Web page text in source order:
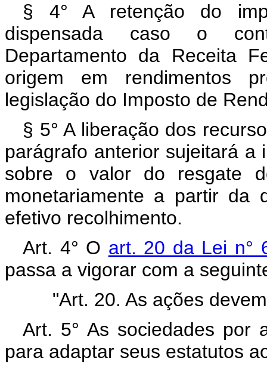
§ 4° A retenção do
dispensada caso o
Departamento da Receita
origem em rendimentos
legislação do Imposto de
§ 5° A liberação dos
parágrafo anterior sujeitará a
sobre o valor do resgate
monetariamente a partir
efetivo recolhimento.
Art. 4° O art. 20 da Lei n°
passa a vigorar com a
"Art. 20. As ações
Art. 5° As sociedades por
para adaptar seus estatutos